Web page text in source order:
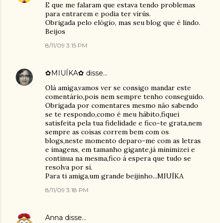
E que me falaram que estava tendo problemas
para entrarem e podia ter virús.
Obrigada pelo elógio, mas seu blog que é lindo.
Beijos
8/11/09 3:15 PM
✿MIUÍKA✿ disse…
Olá amiga,vamos ver se consigo mandar este
comentário,pois nem sempre tenho conseguido.
Obrigada por comentares mesmo não sabendo
se te respondo,como é meu hábito,fiquei
satisfeita pela tua fidelidade e fico-te grata,nem
sempre as coisas correm bem com os
blogs,neste momento deparo-me com as letras
e imagens, em tamanho gigante,já minimizei e
continua na mesma,fico á espera que tudo se
resolva por si.
Para ti amiga,um grande beijinho...MIUÍKA
8/11/09 3:18 PM
Anna disse…